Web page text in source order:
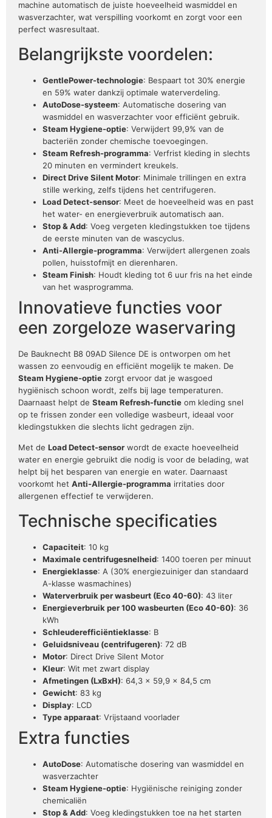
machine automatisch de juiste hoeveelheid wasmiddel en
wasverzachter, wat verspilling voorkomt en zorgt voor een
perfect wasresultaat.
Belangrijkste voordelen:
GentlePower-technologie: Bespaart tot 30% energie
en 59% water dankzij optimale waterverdeling.
AutoDose-systeem: Automatische dosering van
wasmiddel en wasverzachter voor efficiënt gebruik.
Steam Hygiene-optie: Verwijdert 99,9% van de
bacteriën zonder chemische toevoegingen.
Steam Refresh-programma: Verfrist kleding in slechts
20 minuten en vermindert kreukels.
Direct Drive Silent Motor: Minimale trillingen en extra
stille werking, zelfs tijdens het centrifugeren.
Load Detect-sensor: Meet de hoeveelheid was en past
het water- en energieverbruik automatisch aan.
Stop & Add: Voeg vergeten kledingstukken toe tijdens
de eerste minuten van de wascyclus.
Anti-Allergie-programma: Verwijdert allergenen zoals
pollen, huisstofmijt en dierenharen.
Steam Finish: Houdt kleding tot 6 uur fris na het einde
van het wasprogramma.
Innovatieve functies voor
een zorgeloze waservaring
De Bauknecht B8 09AD Silence DE is ontworpen om het
wassen zo eenvoudig en efficiënt mogelijk te maken. De
Steam Hygiene-optie zorgt ervoor dat je wasgoed
hygiënisch schoon wordt, zelfs bij lage temperaturen.
Daarnaast helpt de Steam Refresh-functie om kleding snel
op te frissen zonder een volledige wasbeurt, ideaal voor
kledingstukken die slechts licht gedragen zijn.
Met de Load Detect-sensor wordt de exacte hoeveelheid
water en energie gebruikt die nodig is voor de belading, wat
helpt bij het besparen van energie en water. Daarnaast
voorkomt het Anti-Allergie-programma irritaties door
allergenen effectief te verwijderen.
Technische specificaties
Capaciteit: 10 kg
Maximale centrifugesnelheid: 1400 toeren per minuut
Energieklasse: A (30% energiezuiniger dan standaard
A-klasse wasmachines)
Waterverbruik per wasbeurt (Eco 40-60): 43 liter
Energieverbruik per 100 wasbeurten (Eco 40-60): 36
kWh
Schleuderefficiëntieklasse: B
Geluidsniveau (centrifugeren): 72 dB
Motor: Direct Drive Silent Motor
Kleur: Wit met zwart display
Afmetingen (LxBxH): 64,3 x 59,9 x 84,5 cm
Gewicht: 83 kg
Display: LCD
Type apparaat: Vrijstaand voorlader
Extra functies
AutoDose: Automatische dosering van wasmiddel en
wasverzachter
Steam Hygiene-optie: Hygiënische reiniging zonder
chemicaliën
Stop & Add: Voeg kledingstukken toe na het starten